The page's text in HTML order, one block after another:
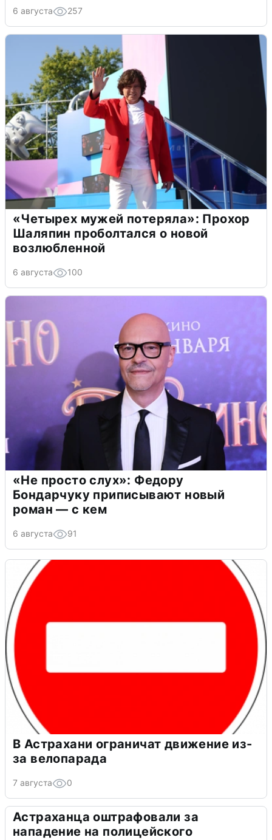
6 августа 257
«Четырех мужей потеряла»: Прохор
Шаляпин проболтался о новой
возлюбленной
6 августа 100
«Не просто слух»: Федору
Бондарчуку приписывают новый
роман — с кем
6 августа 91
В Астрахани ограничат движение из-
за велопарада
7 августа 0
Астраханца оштрафовали за
нападение на полицейского